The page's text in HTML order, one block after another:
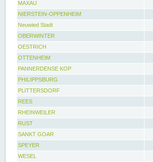
MAXAU
NIERSTEIN-OPPENHEIM
Neuwied Stadt
OBERWINTER
OESTRICH
OTTENHEIM
PANNERDENSE KOP
PHILIPPSBURG
PLITTERSDORF
REES
RHEINWEILER
RUST
SANKT GOAR
SPEYER
WESEL